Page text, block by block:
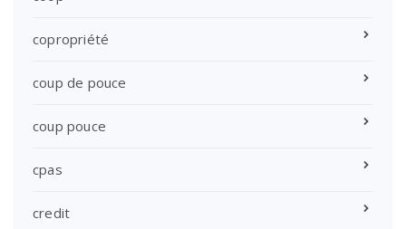
copropriété
coup de pouce
coup pouce
cpas
credit